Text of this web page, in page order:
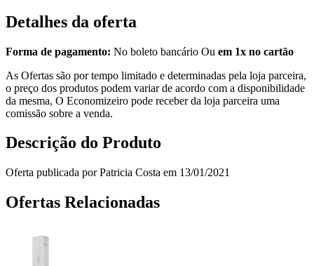
Detalhes da oferta
Forma de pagamento: No boleto bancário Ou em 1x no cartão
As Ofertas são por tempo limitado e determinadas pela loja parceira,
o preço dos produtos podem variar de acordo com a disponibilidade
da mesma, O Economizeiro pode receber da loja parceira uma
comissão sobre a venda.
Descrição do Produto
Oferta publicada por Patricia Costa em 13/01/2021
Ofertas Relacionadas